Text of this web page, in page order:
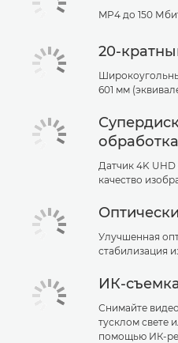
MP4 до 150
20-
601 мм
Датчик 4K
качество
Улучшенная
стабилизация
ИК-
Снимайте
тусклом свете
помощью ИК-